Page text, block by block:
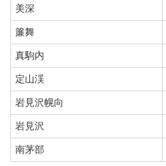
美深
簾舞
真駒内
定山渓
岩見沢幌向
岩見沢
南茅部